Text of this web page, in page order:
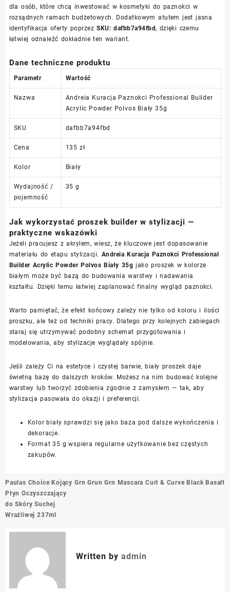
dla osób, które chcą inwestować w kosmetyki do paznokci w
rozsądnych ramach budżetowych. Dodatkowym atutem jest jasna
identyfikacja oferty poprzezSKU: dafbb7a94fbd, dzięki czemu
łatwiej odnaleźć dokładnie ten wariant.
Dane techniczne produktu
Parametr Wartość
Nazwa
Andreia Kuracja Paznokci Professional Builder
Acrylic Powder Polvos Biały 35g
SKU dafbb7a94fbd
Cena 135 zł
Kolor Biały
Wydajność /
pojemność
35 g
Jak wykorzystać proszek builder w stylizacji —
praktyczne wskazówki
Jeżeli pracujesz z akrylem, wiesz, że kluczowe jest dopasowanie
materiału do etapu stylizacji. Andreia Kuracja Paznokci Professional
Builder Acrylic Powder Polvos Biały 35g jako proszek w kolorze
białym może być bazą do budowania warstwy i nadawania
kształtu. Dzięki temu łatwiej zaplanować finalny wygląd paznokci.
Warto pamiętać, że efekt końcowy zależy nie tylko od koloru i ilości
proszku, ale też od techniki pracy. Dlatego przy kolejnych zabiegach
staraj się utrzymywać podobny schemat przygotowania i
modelowania, aby stylizacje wyglądały spójnie.
Jeśli zależy Ci na estetyce i czystej barwie, biały proszek daje
świetną bazę do dalszych kroków. Możesz na nim budować kolejne
warstwy lub tworzyć zdobienia zgodnie z zamysłem — tak, aby
stylizacja pasowała do okazji i preferencji.
Kolor biały sprawdzi się jako baza pod dalsze wykończenia i
dekoracje.
Format 35 g wspiera regularne użytkowanie bez częstych
zakupów.
Nawigacja
wpisu
Paulas Choice Kojący
Płyn Oczyszczający
do Skóry Suchej
Wrażliwej 237ml
Grn Grun Grn Mascara Curl & Curve Black Basalt
Written by admin